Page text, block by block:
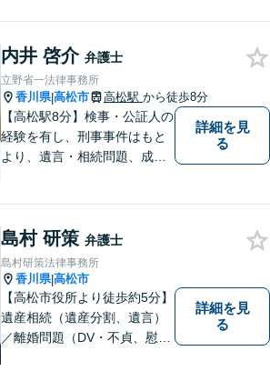
内井 啓介 弁護士
立野省一法律事務所
香川県|高松市 高松駅 から徒歩8分
【高松駅8分】検事・公証人の
経験を有し、刑事事件はもと
より、遺言・相続問題、成年
扱うほか、一般民事事件も取
り扱っております。
詳細を見
る
島村 研策 弁護士
島村研策法律事務所
香川県|高松市
【高松市役所より徒歩約5分】
遺産相続（遺産分割、遺言）
／離婚問題（DV・不貞、慰謝
詳細を見
る